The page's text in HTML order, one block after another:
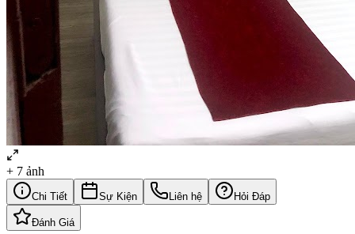
+ 7 ảnh
Chi Tiết Sự Kiện Liên hệ Hỏi Đáp
Đánh Giá